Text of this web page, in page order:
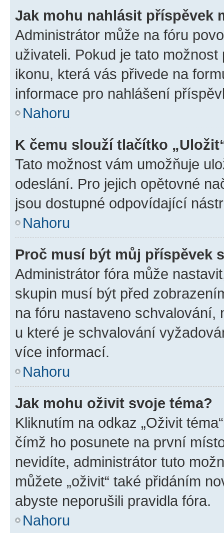
Jak mohu nahlásit příspěvek
Administrátor může na fóru
uživateli. Pokud je tato
ikonu, která vás přivede na
informace pro nahlášení
Nahoru
K čemu slouží tlačítko
Tato možnost vám umožňuje
odeslání. Pro jejich opětovné
jsou dostupné odpovídající
Nahoru
Proč musí být můj příspěvek
Administrátor fóra může
skupin musí být před
na fóru nastaveno schvalování,
u které je schvalování
více informací.
Nahoru
Jak mohu oživit svoje téma?
Kliknutím na odkaz „Oživit
čímž ho posunete na první
nevidíte, administrátor tuto
můžete „oživit“ také přidáním
abyste neporušili pravidla fóra.
Nahoru